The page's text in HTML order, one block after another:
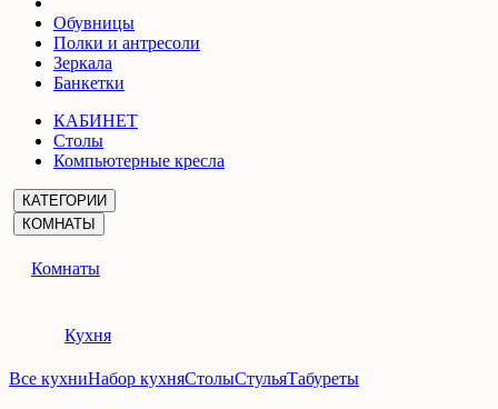
Обувницы
Полки и антресоли
Зеркала
Банкетки
КАБИНЕТ
Столы
Компьютерные кресла
КАТЕГОРИИ
КОМНАТЫ
Комнаты
Кухня
Все кухниНабор кухняСтолыСтульяТабуреты